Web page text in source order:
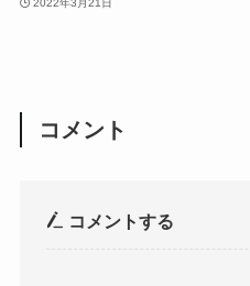
2022年3月21日
コメント
コメントする